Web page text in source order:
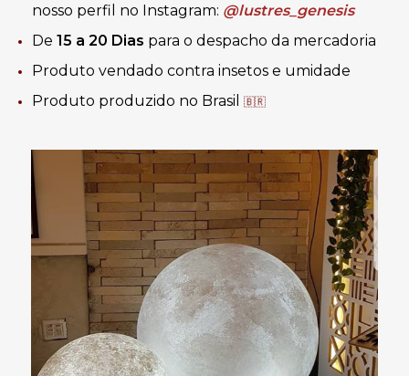
nosso perfil no Instagram: @lustres_genesis
De 15 a 20 Dias para o despacho da mercadoria
Produto vendado contra insetos e umidade
Produto produzido no Brasil
🇧🇷